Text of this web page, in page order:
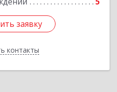
заявку
контакты
заявку